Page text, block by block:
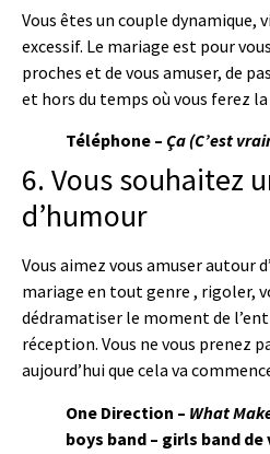
Vous êtes un couple dynamique,
excessif. Le mariage est pour
proches et de vous amuser, de
et hors du temps où vous ferez
Téléphone – Ça (C’est
6. Vous souhaitez
d’humour
Vous aimez vous amuser autour
mariage en tout genre , rigoler,
dédramatiser le moment de
réception. Vous ne vous prenez
aujourd’hui que cela va
One Direction – What
boys band – girls band